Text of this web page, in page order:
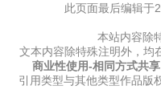
此页面最后编辑于
本站内容除
文本内容除特殊注明外，均
商业性使用-相同方式共
引用类型与其他类型作品版